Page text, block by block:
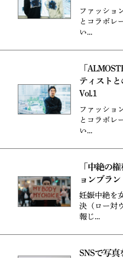
ファッショ
とコラボレ
い...
「
ティスト
Vol.1
ファッショ
とコラボレ
い...
「中絶の
ョンブラン
妊娠中絶を
決（ロー対
報じ...
SNSで写真